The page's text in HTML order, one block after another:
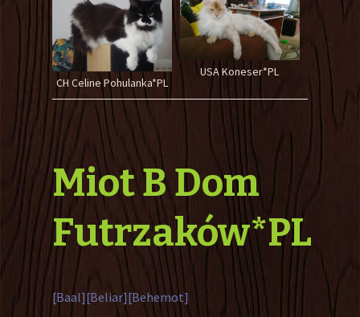
CH Celine Pohulanka*PL
USA Koneser*PL
Miot B Dom
Futrzaków*PL
[Baal][Beliar][Behemot]